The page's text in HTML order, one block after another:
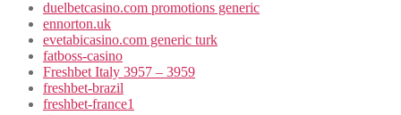
duelbetcasino.com promotions generic
ennorton.uk
evetabicasino.com generic turk
fatboss-casino
Freshbet Italy 3957 – 3959
freshbet-brazil
freshbet-france1